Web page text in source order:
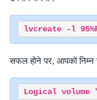
सफल होने पर, आपको निम्न